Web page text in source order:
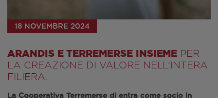
18 NOVEMBRE 2024
ARANDIS E TERREMERSE INSIEME PER
LA CREAZIONE DI VALORE NELL’INTERA
FILIERA.
La Cooperativa Terremerse di entra come socio in